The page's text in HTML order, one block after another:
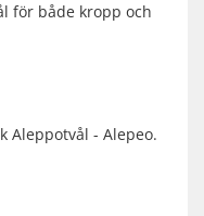
för både kropp och
- Alepeo.